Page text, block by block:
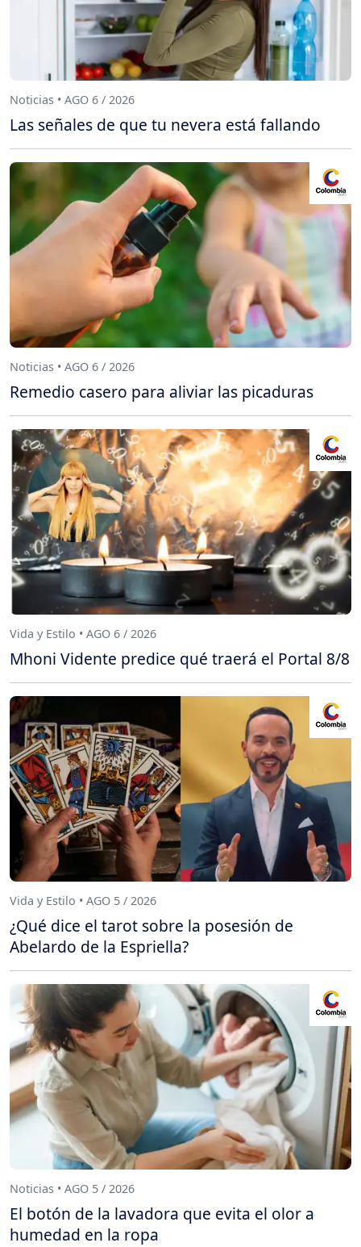
Noticias • AGO 6 / 2026
Las señales de que tu nevera está fallando
Noticias • AGO 6 / 2026
Remedio casero para aliviar las picaduras
Vida y Estilo • AGO 6 / 2026
Mhoni Vidente predice qué traerá el Portal 8/8
Vida y Estilo • AGO 5 / 2026
¿Qué dice el tarot sobre la posesión de
Abelardo de la Espriella?
Noticias • AGO 5 / 2026
El botón de la lavadora que evita el olor a
humedad en la ropa